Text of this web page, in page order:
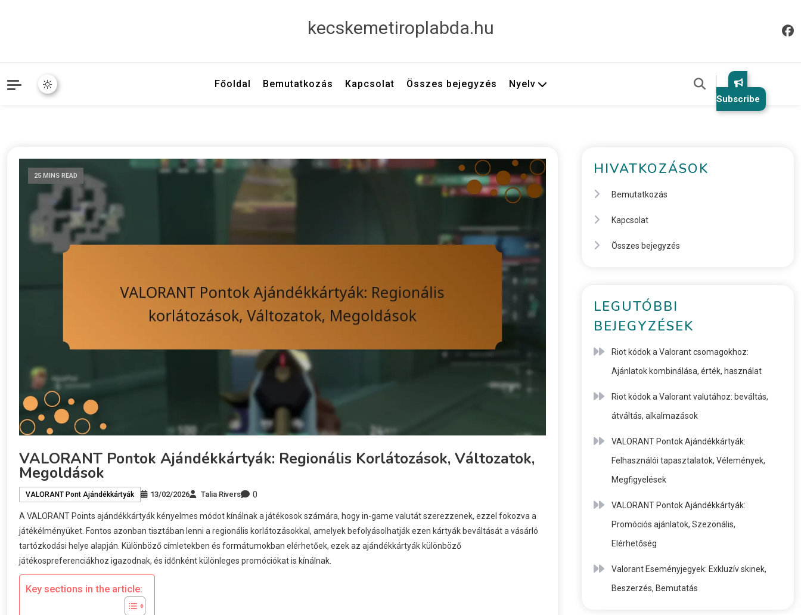
kecskemetiroplabda.hu
Főoldal Bemutatkozás Kapcsolat Összes bejegyzés Nyelv
Subscribe
25 MINS READ
VALORANT Pontok Ajándékkártyák: Regionális Korlátozások, Változatok,
Megoldások
VALORANT Pont Ajándékkártyák 13/02/2026 Talia Rivers 0
A VALORANT Points ajándékkártyák kényelmes módot kínálnak a játékosok számára, hogy in-game valutát szerezzenek, ezzel fokozva a
játékélményüket. Fontos azonban tisztában lenni a regionális korlátozásokkal, amelyek befolyásolhatják ezen kártyák beváltását a vásárló
tartózkodási helye alapján. Különböző címletekben és formátumokban elérhetőek, ezek az ajándékkártyák különböző
játékospreferenciákhoz igazodnak, és időnként különleges promóciókat is kínálnak.
Key sections in the article:
HIVATKOZÁSOK
Bemutatkozás
Kapcsolat
Összes bejegyzés
LEGUTÓBBI
BEJEGYZÉSEK
Riot kódok a Valorant csomagokhoz:
Ajánlatok kombinálása, érték, használat
Riot kódok a Valorant valutához: beváltás,
átváltás, alkalmazások
VALORANT Pontok Ajándékkártyák:
Felhasználói tapasztalatok, Vélemények,
Megfigyelések
VALORANT Pontok Ajándékkártyák:
Promóciós ajánlatok, Szezonális,
Elérhetőség
Valorant Eseményjegyek: Exkluzív skinek,
Beszerzés, Bemutatás